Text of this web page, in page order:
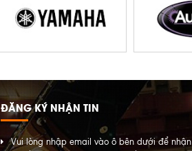
ĐĂNG KÝ NHẬN TIN
Vui lòng nhập email vào ô bên dưới để nhận